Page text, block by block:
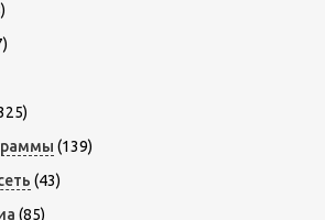
(139)
(43)
(85)